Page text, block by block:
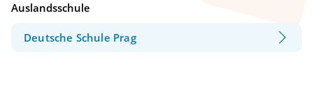
Auslandsschule
Deutsche Schule Prag